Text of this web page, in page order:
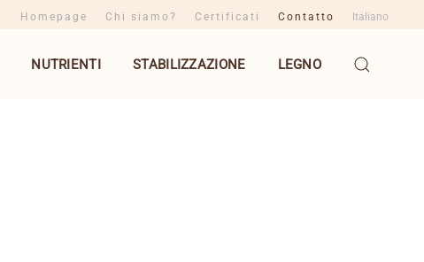
Homepage Chi siamo? Certificati Contatto Italiano
NUTRIENTI STABILIZZAZIONE LEGNO